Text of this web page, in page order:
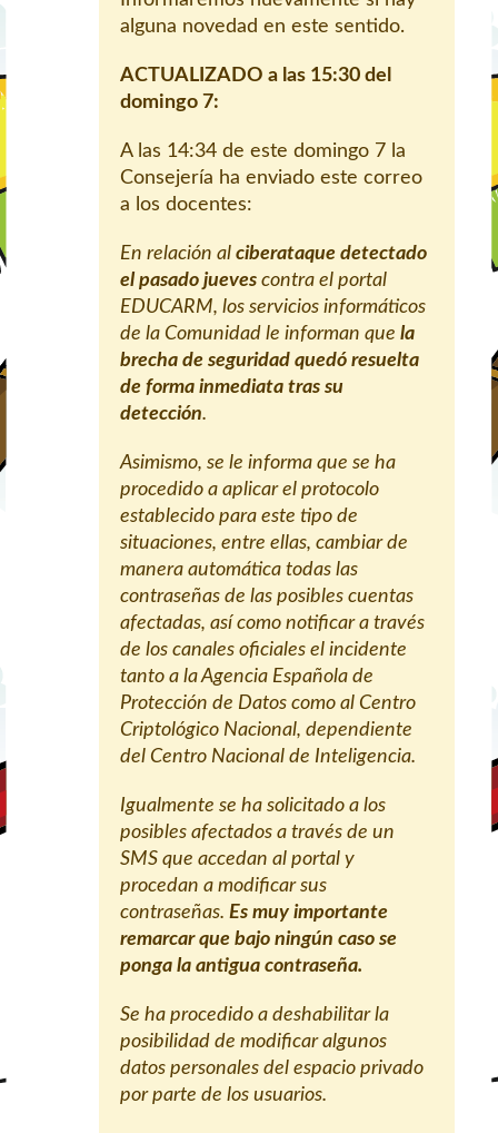
alguna novedad en este sentido.
ACTUALIZADO a las 15:30 del
domingo 7:
A las 14:34 de este domingo 7 la
Consejería ha enviado este correo
a los docentes:
En relación al ciberataque detectado
el pasado jueves contra el portal
EDUCARM, los servicios informáticos
de la Comunidad le informan que la
brecha de seguridad quedó resuelta
de forma inmediata tras su
detección.
Asimismo, se le informa que se ha
procedido a aplicar el protocolo
establecido para este tipo de
situaciones, entre ellas, cambiar de
manera automática todas las
contraseñas de las posibles cuentas
afectadas, así como notificar a través
de los canales oficiales el incidente
tanto a la Agencia Española de
Protección de Datos como al Centro
Criptológico Nacional, dependiente
del Centro Nacional de Inteligencia.
Igualmente se ha solicitado a los
posibles afectados a través de un
SMS que accedan al portal y
procedan a modificar sus
contraseñas. Es muy importante
remarcar que bajo ningún caso se
ponga la antigua contraseña.
Se ha procedido a deshabilitar la
posibilidad de modificar algunos
datos personales del espacio privado
por parte de los usuarios.